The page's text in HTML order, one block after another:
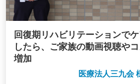
回復期リハビリテーションで
したら、ご家族の動画視聴や
増加
医療法人三九会